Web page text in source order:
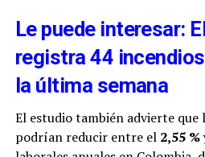
Le puede interesar:
registra 44
la última semana
El estudio también advierte
podrían reducir entre el 2,55 %